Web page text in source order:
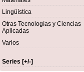
Lingüística
Otras Tecnologías y Ciencias
Aplicadas
Varios
Series [+/-]